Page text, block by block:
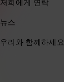
저희에게 연락
뉴스
우리와 함께하세요